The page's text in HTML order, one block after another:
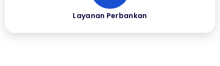
Layanan Perbankan